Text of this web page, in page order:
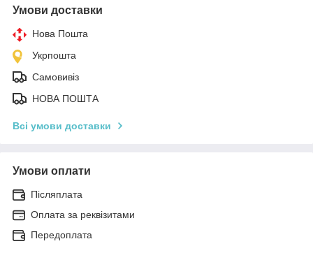
Умови доставки
Нова Пошта
Укрпошта
Самовивіз
НОВА ПОШТА
Всі умови доставки
Умови оплати
Післяплата
Оплата за реквізитами
Передоплата